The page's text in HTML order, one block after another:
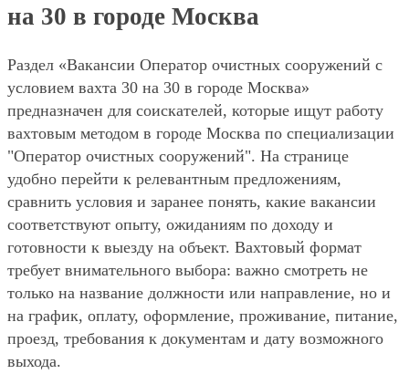
на 30 в городе Москва
Раздел «Вакансии Оператор очистных сооружений с
условием вахта 30 на 30 в городе Москва»
предназначен для соискателей, которые ищут работу
вахтовым методом в городе Москва по специализации
"Оператор очистных сооружений". На странице
удобно перейти к релевантным предложениям,
сравнить условия и заранее понять, какие вакансии
соответствуют опыту, ожиданиям по доходу и
готовности к выезду на объект. Вахтовый формат
требует внимательного выбора: важно смотреть не
только на название должности или направление, но и
на график, оплату, оформление, проживание, питание,
проезд, требования к документам и дату возможного
выхода.